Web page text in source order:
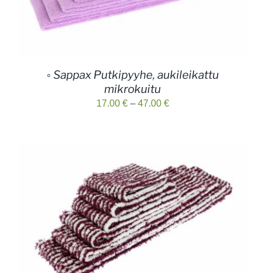
◦ Sappax Putkipyyhe, aukileikattu
mikrokuitu
17.00 € – 47.00 €Hintaluokka: